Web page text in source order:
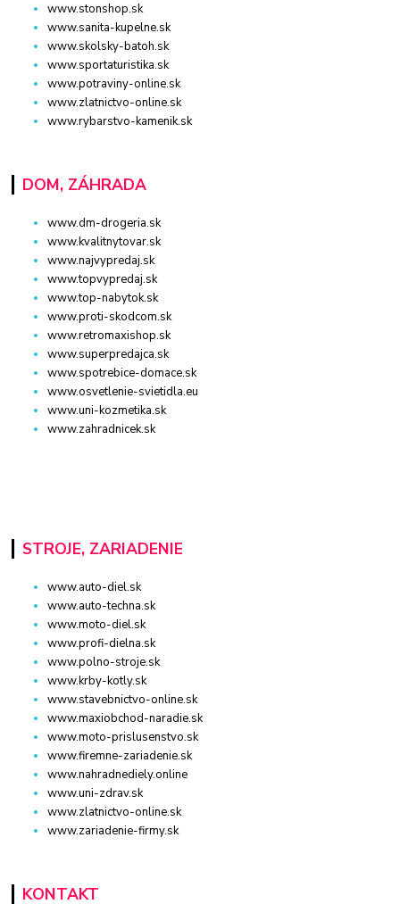
www.stonshop.sk
www.sanita-kupelne.sk
www.skolsky-batoh.sk
www.sportaturistika.sk
www.potraviny-online.sk
www.zlatnictvo-online.sk
www.rybarstvo-kamenik.sk
DOM, ZÁHRADA
www.dm-drogeria.sk
www.kvalitnytovar.sk
www.najvypredaj.sk
www.topvypredaj.sk
www.top-nabytok.sk
www.proti-skodcom.sk
www.retromaxishop.sk
www.superpredajca.sk
www.spotrebice-domace.sk
www.osvetlenie-svietidla.eu
www.uni-kozmetika.sk
www.zahradnicek.sk
STROJE, ZARIADENIE
www.auto-diel.sk
www.auto-techna.sk
www.moto-diel.sk
www.profi-dielna.sk
www.polno-stroje.sk
www.krby-kotly.sk
www.stavebnictvo-online.sk
www.maxiobchod-naradie.sk
www.moto-prislusenstvo.sk
www.firemne-zariadenie.sk
www.nahradnediely.online
www.uni-zdrav.sk
www.zlatnictvo-online.sk
www.zariadenie-firmy.sk
KONTAKT